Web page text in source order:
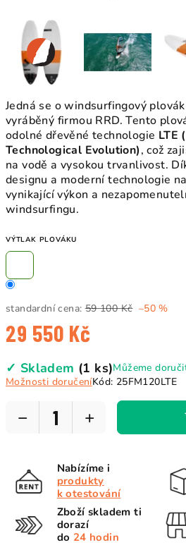
Jedná se o windsurfingový
vyráběný firmou RRD. Tento
odolné dřevěné technologie LTE
Technological Evolution), což
na vodě a vysokou trvanlivost.
designu a moderní technologie
vynikající výkon a
windsurfingu.
VÝTLAK PLOVÁKU
standardní cena: 59 100 Kč –50 %
29 550 Kč
cena:
✓ Skladem (1 ks)Můžeme
Možnosti doručeníKód: 25FM120LTE
+
−
Nabízíme i
produkty
k otestování
Zboží skladem ti
dorazí
do 24 hodin